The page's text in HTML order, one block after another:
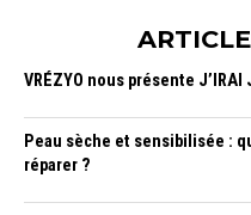
VRÉZYO nous présente J’IRAI
Peau sèche et sensibilisée :
réparer ?